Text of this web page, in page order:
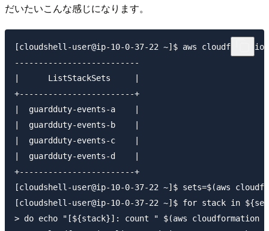
だいたいこんな感じになります。
[cloudshell-user@ip-10-0-37-22 ~]$ aws
--------------------------
|      ListStackSets     |
+------------------------+
|  guardduty-events-a    |
|  guardduty-events-b    |
|  guardduty-events-c    |
|  guardduty-events-d    |
+------------------------+
[cloudshell-user@ip-10-0-37-22 ~]$ sets=$(aws
[cloudshell-user@ip-10-0-37-22 ~]$ for stack in
> do echo "[${stack}]: count " $(aws cloudformation